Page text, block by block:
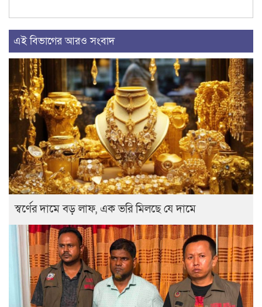
এই বিভাগের আরও সংবাদ
স্বর্ণের দামে বড় লাফ, এক ভরি মিলছে যে দামে